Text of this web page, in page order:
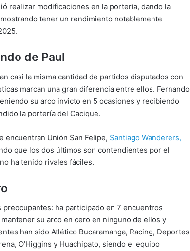
realizar modificaciones en la portería, dando la
tener un rendimiento notablemente
de Paul
casi la misma cantidad de partidos disputados con
marcan una gran diferencia entre ellos. Fernando
su arco invicto en 5 ocasiones y recibiendo
la portería del Cacique.
encuentran Unión San Felipe, Santiago Wanderers,
que los dos últimos son contendientes por el
ha tenido rivales fáciles.
ha participado en 7 encuentros
su arco en cero en ninguno de ellos y
han sido Atlético Bucaramanga, Racing, Deportes
O’Higgins y Huachipato, siendo el equipo